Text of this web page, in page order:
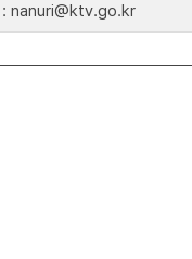
: nanuri@ktv.go.kr